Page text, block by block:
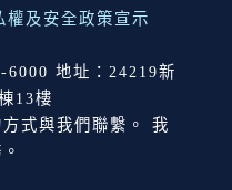
權及安全政策宣示
地址：24219新
13樓
式與我們聯繫。 我